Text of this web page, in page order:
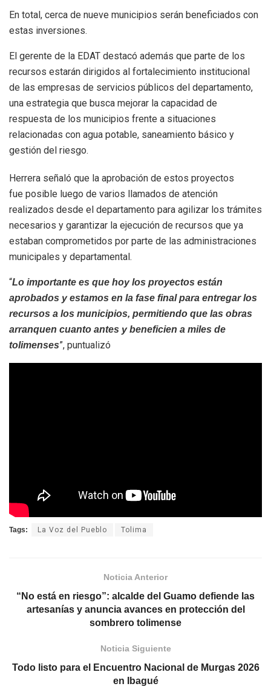
En total, cerca de nueve municipios serán beneficiados con
estas inversiones.
El gerente de la EDAT destacó además que parte de los
recursos estarán dirigidos al fortalecimiento institucional
de las empresas de servicios públicos del departamento,
una estrategia que busca mejorar la capacidad de
respuesta de los municipios frente a situaciones
relacionadas con agua potable, saneamiento básico y
gestión del riesgo.
Herrera señaló que la aprobación de estos proyectos
fue posible luego de varios llamados de atención
realizados desde el departamento para agilizar los trámites
necesarios y garantizar la ejecución de recursos que ya
estaban comprometidos por parte de las administraciones
municipales y departamental.
“Lo importante es que hoy los proyectos están
aprobados y estamos en la fase final para entregar los
recursos a los municipios, permitiendo que las obras
arranquen cuanto antes y beneficien a miles de
tolimenses”, puntualizó
Tags: La Voz del Pueblo Tolima
Noticia Anterior
“No está en riesgo”: alcalde del Guamo defiende las
artesanías y anuncia avances en protección del
sombrero tolimense
Noticia Siguiente
Todo listo para el Encuentro Nacional de Murgas 2026
en Ibagué